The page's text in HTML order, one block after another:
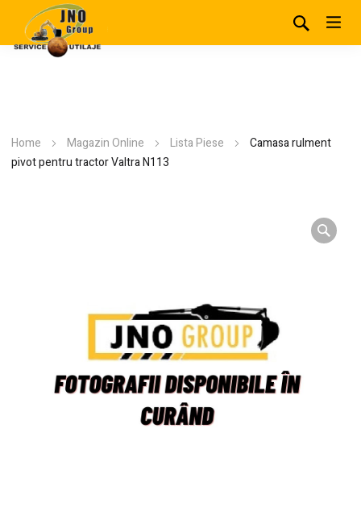
Home Magazin Online Lista Piese
Camasa rulment
pivot pentru tractor Valtra N113